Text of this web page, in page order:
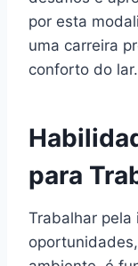
por esta
uma carreira
conforto do lar.
para
Trabalhar pela